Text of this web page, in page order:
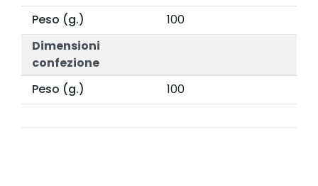
Peso (g.)
100
Dimensioni
confezione
Peso (g.)
100